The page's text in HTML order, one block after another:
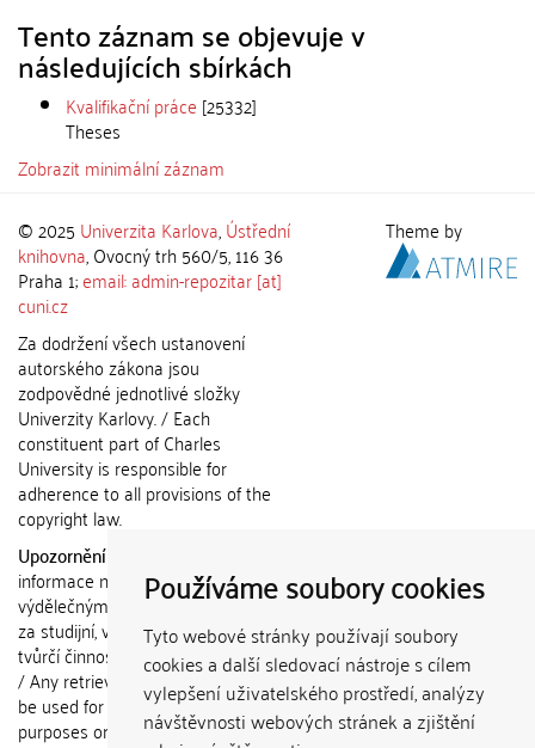
Používáme soubory cookies
Tyto webové stránky používají soubory
cookies a další sledovací nástroje s cílem
vylepšení uživatelského prostředí, analýzy
návštěvnosti webových stránek a zjištění
Tento záznam se objevuje v
následujících sbírkách
Kvalifikační práce [25332]
Theses
Zobrazit minimální záznam
© 2025 Univerzita Karlova,Ústřední
knihovna, Ovocný trh 560/5, 116 36
Praha 1;email: admin-repozitar [at]
cuni.cz
Za dodržení všech ustanovení
autorského zákona jsou
zodpovědné jednotlivé složky
Univerzity Karlovy. / Each
constituent part of Charles
University is responsible for
adherence to all provisions of the
copyright law.
Upozornění / Notice:
informace nemohou být použity k
výdělečným účelům nebo vydávány
za studijní, vědeckou nebo jinou
tvůrčí činnost jiné osoby než autora.
/ Any retrieved information shall not
be used for any commercial
purposes or claimed as results of
Theme by